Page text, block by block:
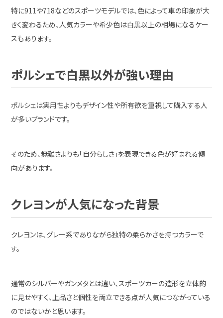
特に911や718などのスポーツモデルでは、色によって車の印象が大
きく変わるため、人気カラーや希少色は白黒以上の相場になるケー
スもあります。
ポルシェで白黒以外が強い理由
ポルシェは実用性よりもデザイン性や所有欲を重視して購入する人
が多いブランドです。
そのため、無難さよりも「自分らしさ」を表現できる色が好まれる傾
向があります。
クレヨンが人気になった背景
クレヨンは、グレー系でありながら独特の柔らかさを持つカラーで
す。
通常のシルバーやガンメタとは違い、スポーツカーの造形を立体的
に見せやすく、上品さと個性を両立できる点が人気につながっている
のではないかと思います。